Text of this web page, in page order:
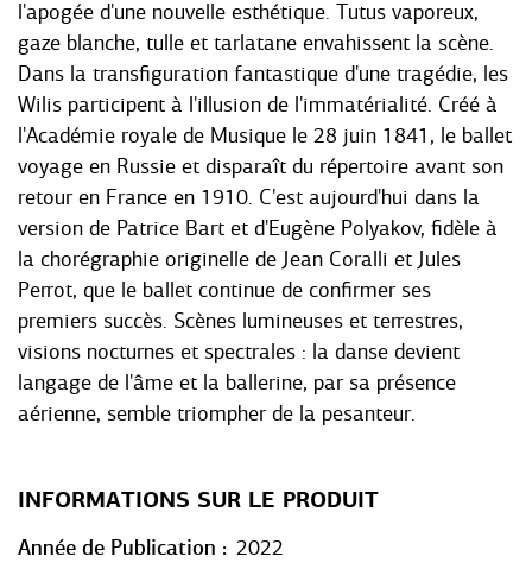
l'apogée d'une nouvelle esthétique. Tutus vaporeux,
gaze blanche, tulle et tarlatane envahissent la scène.
Dans la transfiguration fantastique d'une tragédie, les
Wilis participent à l'illusion de l'immatérialité. Créé à
l'Académie royale de Musique le 28 juin 1841, le ballet
voyage en Russie et disparaît du répertoire avant son
retour en France en 1910. C'est aujourd'hui dans la
version de Patrice Bart et d'Eugène Polyakov, fidèle à
la chorégraphie originelle de Jean Coralli et Jules
Perrot, que le ballet continue de confirmer ses
premiers succès. Scènes lumineuses et terrestres,
visions nocturnes et spectrales : la danse devient
langage de l'âme et la ballerine, par sa présence
aérienne, semble triompher de la pesanteur.
INFORMATIONS SUR LE PRODUIT
Année de Publication 2022